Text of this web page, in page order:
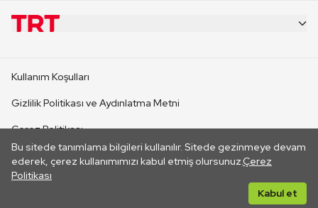
Bu sitede tanımlama bilgileri kullanılır. Sitede gezinmeye devam
ederek, çerez kullanımımızı kabul etmiş olursunuz.Çerez
Politikası
Kabul et
CANLI YAYINLAR
Kullanım Koşulları
Gizlilik Politikası ve Aydınlatma Metni
Çerez Politikası
İletişim
Her hakkı saklıdır. ©2026 TRT. Bağlantı yoluyla gidilen dış